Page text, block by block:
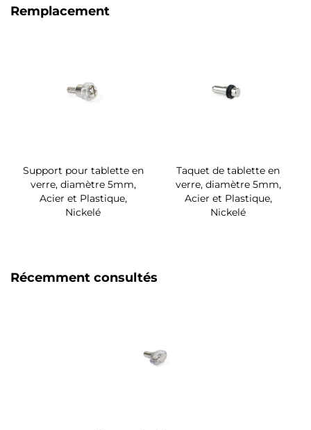
Remplacement
Support pour tablette en
verre, diamètre 5mm,
Acier et Plastique,
Nickelé
Taquet de tablette en
verre, diamètre 5mm,
Acier et Plastique,
Nickelé
Récemment consultés